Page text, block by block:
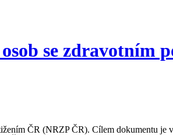
se zdravotním
ČR (NRZP ČR). Cílem dokumentu